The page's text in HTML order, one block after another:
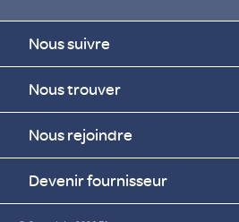
Nous suivre
Nous trouver
Nous rejoindre
Devenir fournisseur